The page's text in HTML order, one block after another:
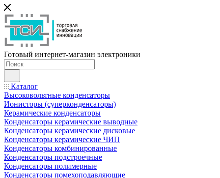
Готовый интернет-магазин электроники
Каталог
Высоковольтные конденсаторы
Ионисторы (суперконденсаторы)
Керамические конденсаторы
Конденсаторы керамические выводные
Конденсаторы керамические дисковые
Конденсаторы керамические ЧИП
Конденсаторы комбинированные
Конденсаторы подстроечные
Конденсаторы полимерные
Конденсаторы помехоподавляющие